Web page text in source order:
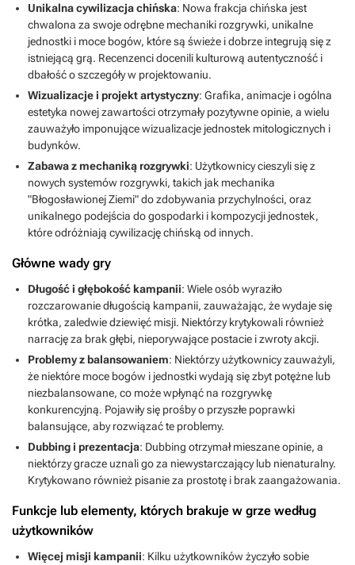
Unikalna cywilizacja chińska: Nowa frakcja chińska jest
chwalona za swoje odrębne mechaniki rozgrywki, unikalne
jednostki i moce bogów, które są świeże i dobrze integrują się z
istniejącą grą. Recenzenci docenili kulturową autentyczność i
dbałość o szczegóły w projektowaniu.
Wizualizacje i projekt artystyczny: Grafika, animacje i ogólna
estetyka nowej zawartości otrzymały pozytywne opinie, a wielu
zauważyło imponujące wizualizacje jednostek mitologicznych i
budynków.
Zabawa z mechaniką rozgrywki: Użytkownicy cieszyli się z
nowych systemów rozgrywki, takich jak mechanika
"Błogosławionej Ziemi" do zdobywania przychylności, oraz
unikalnego podejścia do gospodarki i kompozycji jednostek,
które odróżniają cywilizację chińską od innych.
Główne wady gry
Długość i głębokość kampanii: Wiele osób wyraziło
rozczarowanie długością kampanii, zauważając, że wydaje się
krótka, zaledwie dziewięć misji. Niektórzy krytykowali również
narrację za brak głębi, nieporywające postacie i zwroty akcji.
Problemy z balansowaniem: Niektórzy użytkownicy zauważyli,
że niektóre moce bogów i jednostki wydają się zbyt potężne lub
niezbalansowane, co może wpłynąć na rozgrywkę
konkurencyjną. Pojawiły się prośby o przyszłe poprawki
balansujące, aby rozwiązać te problemy.
Dubbing i prezentacja: Dubbing otrzymał mieszane opinie, a
niektórzy gracze uznali go za niewystarczający lub nienaturalny.
Krytykowano również pisanie za prostotę i brak zaangażowania.
Funkcje lub elementy, których brakuje w grze według
użytkowników
Więcej misji kampanii: Kilku użytkowników życzyło sobie